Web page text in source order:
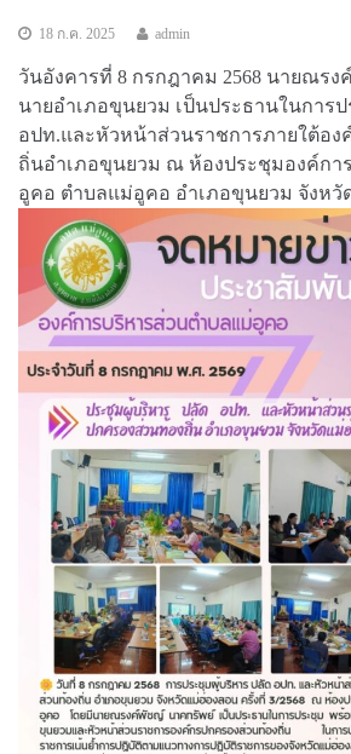
18 ก.ค. 2025 admin
วันอังคารที่ 8 กรกฎาคม 2568 นายณร
นายอำเภอขุนยวม เป็นประธานในการ
อปท.และหัวหน้าส่วนราชการภายใต้อง
ถิ่นอำเภอขุนยวม ณ ห้องประชุมองค์กา
อูคอ ตำบลแม่อูคอ อำเภอขุนยวม จังหวั